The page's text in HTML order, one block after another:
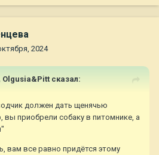
2024
Olgusia&Pitt сказал:
должен дать щенячью
вы приобрели собаку в питомнике, а
вам все равно придётся этому